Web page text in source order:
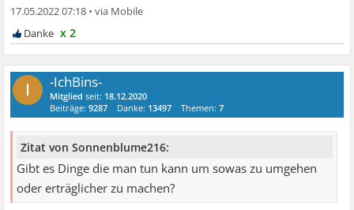
17.05.2022 07:18 •
x 2
I -IchBins-
Mitglied seit: 18.12.2020
Beiträge:9287 Danke: 13497 Themen:7
Zitat von Sonnenblume216:
Gibt es Dinge die man tun kann um sowas zu umgehen
oder erträglicher zu machen?